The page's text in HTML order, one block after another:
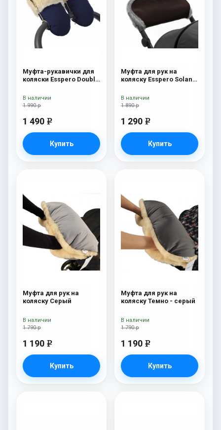
Муфта-рукавички для
коляски Esspero Double
Navy
1 990 р
1 490 e
Купить
В наличии
Муфта для рук на
коляску Esspero Solana
Brown
1 890 р
1 290 e
Купить
В наличии
Муфта для рук на
коляску Серый
1 790 р
1 190 e
Купить
В наличии
Муфта для рук на
коляску Темно - серый
1 790 р
1 190 e
Купить
В наличии